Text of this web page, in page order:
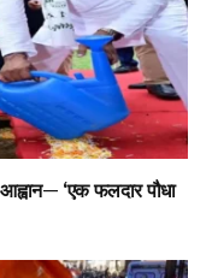
‘एक फलदार पौधा